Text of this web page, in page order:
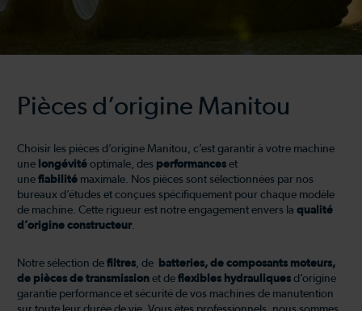
Pièces d’origine Manitou
Choisir les pièces d’origine Manitou, c’est garantir à votre machine
une longévité optimale, des performances et
une fiabilité maximale. Nos pièces sont sélectionnées par nos
bureaux d’études et conçues spécifiquement pour chaque modèle
de machine. Cette rigueur est notre engagement envers la qualité
d’origine constructeur.
Notre sélection de filtres , de
batteries, de composants moteurs,
de pièces de transmission et de flexibles hydrauliques d’origine
garantie performance et sécurité de vos machines de manutention